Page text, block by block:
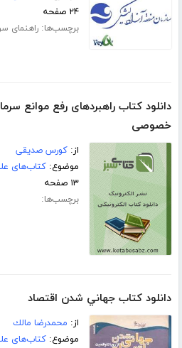
۲۴ صفحه
برچسب‌ها:راهنمای
دانلود کتاب راهبردهای رفع موانع
خصوصی
از:کورس صدیقی
موضوع:کتاب‌های
۱۳ صفحه
برچسب‌ها:
دانلود کتاب جهاني‌ شدن‌ اقتصاد
از: محمدرضا مالك‌
موضوع:کتاب‌های